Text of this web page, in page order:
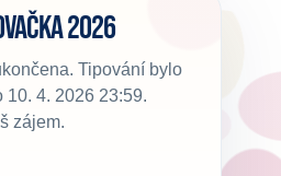
2026
Tipování bylo
10. 4. 2026 23:59.
zájem.